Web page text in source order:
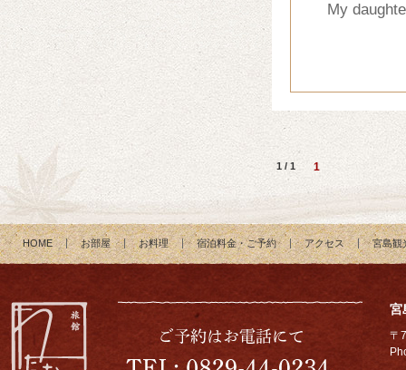
My
1 / 1 1
HOME お部屋 お料理 宿泊料金・ご予約 アクセス 宮島観
宮
〒